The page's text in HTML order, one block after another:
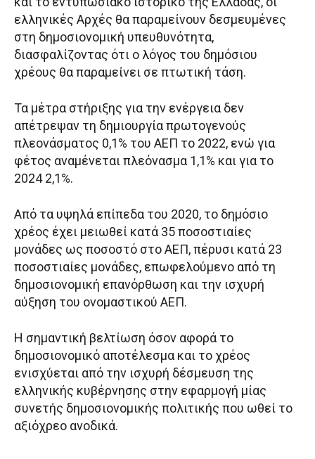
ελληνικές Αρχές θα παραμείνουν δεσμευμένες
στη δημοσιονομική υπευθυνότητα,
διασφαλίζοντας ότι ο λόγος του δημόσιου
χρέους θα παραμείνει σε πτωτική τάση.
Τα μέτρα στήριξης για την ενέργεια δεν
απέτρεψαν τη δημιουργία πρωτογενούς
πλεονάσματος 0,1% του ΑΕΠ το 2022, ενώ για
φέτος αναμένεται πλεόνασμα 1,1% και για το
2024 2,1%.
Από τα υψηλά επίπεδα του 2020, το δημόσιο
χρέος έχει μειωθεί κατά 35 ποσοστιαίες
μονάδες ως ποσοστό στο ΑΕΠ, πέρυσι κατά 23
ποσοστιαίες μονάδες, επωφελούμενο από τη
δημοσιονομική επανόρθωση και την ισχυρή
αύξηση του ονομαστικού ΑΕΠ.
Η σημαντική βελτίωση όσον αφορά το
δημοσιονομικό αποτέλεσμα και το χρέος
ενισχύεται από την ισχυρή δέσμευση της
ελληνικής κυβέρνησης στην εφαρμογή μίας
συνετής δημοσιονομικής πολιτικής που ωθεί το
αξιόχρεο ανοδικά.